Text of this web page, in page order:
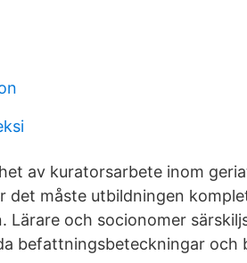
av kuratorsarbete inom
det måste utbildningen
Lärare och socionomer
befattningsbeteckningar och